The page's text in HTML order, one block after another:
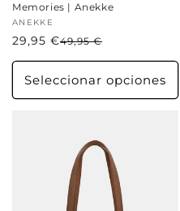
Memories | Anekke
Proveedor:
ANEKKE
habitual
49,95 €
de
oferta
29,95 €
Seleccionar opciones